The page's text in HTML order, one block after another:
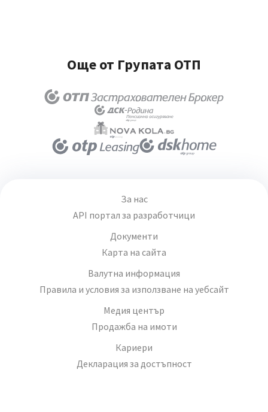
Още от Групата ОТП
За нас
API портал за разработчици
Документи
Карта на сайта
Валутна информация
Правила и условия за използване на уебсайт
Медия център
Продажба на имоти
Кариери
Декларация за достъпност